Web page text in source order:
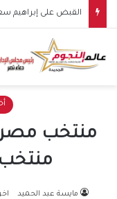
منتخب مصر
منتخب
مايسة عبد الحميد اخر